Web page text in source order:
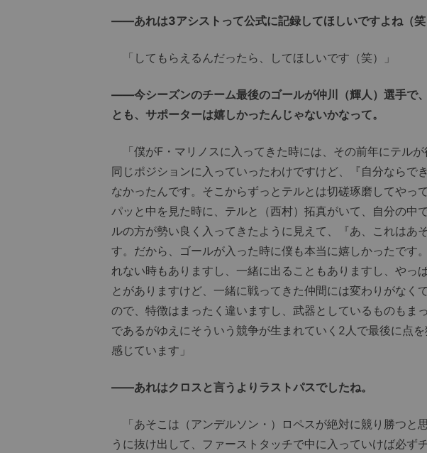
――あれは3アシストって公式に記録してほしいですよね（笑
「してもらえるんだったら、してほしいです（笑）」
――今シーズンのチーム最後のゴールが仲川（輝人）選手で
とも、サポーターは嬉しかったんじゃないかなって。
「僕がF・マリノスに入ってきた時には、その前年にテル
同じポジションに入っていったわけですけど、『自分ならで
なかったんです。そこからずっとテルとは切磋琢磨してやっ
パッと中を見た時に、テルと（西村）拓真がいて、自分の中
ルの方が勢い良く入ってきたように見えて、『あ、これはあ
す。だから、ゴールが入った時に僕も本当に嬉しかったです
れない時もありますし、一緒に出ることもありますし、やっ
とがありますけど、一緒に戦ってきた仲間には変わりがなく
ので、特徴はまったく違いますし、武器としているものもま
であるがゆえにそういう競争が生まれていく2人で最後に点
感じています」
――あれはクロスと言うよりラストパスでしたね。
「あそこは（アンデルソン・）ロペスが絶対に競り勝つと
うに抜け出して、ファーストタッチで中に入っていけば必ず